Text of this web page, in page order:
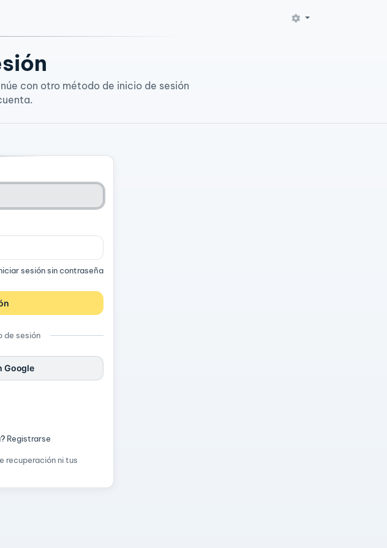
con otro método de inicio de sesión
sesión sin contraseña
de sesión
Google
Registrarse
recuperación ni tus